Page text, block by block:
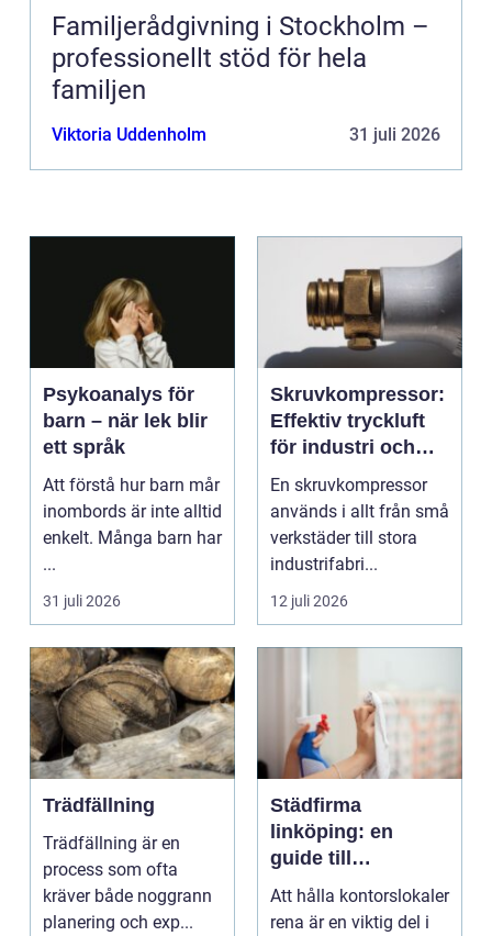
Familjerådgivning i Stockholm –
professionellt stöd för hela
familjen
Viktoria Uddenholm 31 juli 2026
Psykoanalys för
barn – när lek blir
ett språk
Att förstå hur barn mår
inombords är inte alltid
enkelt. Många barn har
...
31 juli 2026
Skruvkompressor:
Effektiv tryckluft
för industri och
verkstad
En skruvkompressor
används i allt från små
verkstäder till stora
industrifabri...
12 juli 2026
Trädfällning
Trädfällning är en
process som ofta
kräver både noggrann
planering och exp...
Städfirma
linköping: en
guide till
professionell
städning
Att hålla kontorslokaler
rena är en viktig del i